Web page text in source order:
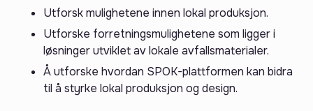
Utforsk mulighetene innen lokal produksjon.
Utforske forretningsmulighetene som ligger i
løsninger utviklet av lokale avfallsmaterialer.
Å utforske hvordan SPOK-plattformen kan bidra
til å styrke lokal produksjon og design.